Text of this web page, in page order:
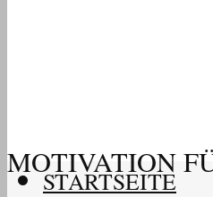
MOTIVATION
STARTSEITE